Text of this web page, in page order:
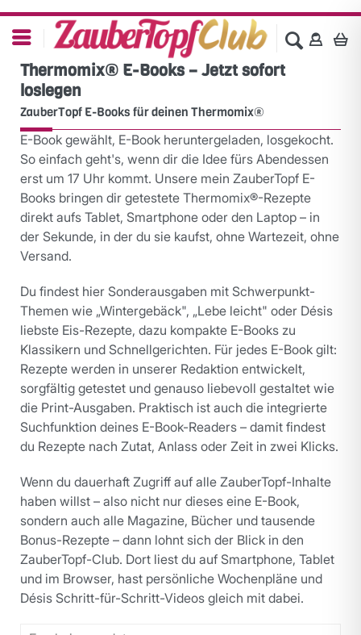
Thermomix® E-Books – Jetzt sofort
loslegen
ZauberTopf E-Books für deinen Thermomix®
E-Book gewählt, E-Book heruntergeladen, losgekocht.
So einfach geht's, wenn dir die Idee fürs Abendessen
erst um 17 Uhr kommt. Unsere mein ZauberTopf E-
Books bringen dir getestete Thermomix®-Rezepte
direkt aufs Tablet, Smartphone oder den Laptop – in
der Sekunde, in der du sie kaufst, ohne Wartezeit, ohne
Versand.
Du findest hier Sonderausgaben mit Schwerpunkt-
Themen wie „Wintergebäck", „Lebe leicht" oder Désis
liebste Eis-Rezepte, dazu kompakte E-Books zu
Klassikern und Schnellgerichten. Für jedes E-Book gilt:
Rezepte werden in unserer Redaktion entwickelt,
sorgfältig getestet und genauso liebevoll gestaltet wie
die Print-Ausgaben. Praktisch ist auch die integrierte
Suchfunktion deines E-Book-Readers – damit findest
du Rezepte nach Zutat, Anlass oder Zeit in zwei Klicks.
Wenn du dauerhaft Zugriff auf alle ZauberTopf-Inhalte
haben willst – also nicht nur dieses eine E-Book,
sondern auch alle Magazine, Bücher und tausende
Bonus-Rezepte – dann lohnt sich der Blick in den
ZauberTopf-Club. Dort liest du auf Smartphone, Tablet
und im Browser, hast persönliche Wochenpläne und
Désis Schritt-für-Schritt-Videos gleich mit dabei.